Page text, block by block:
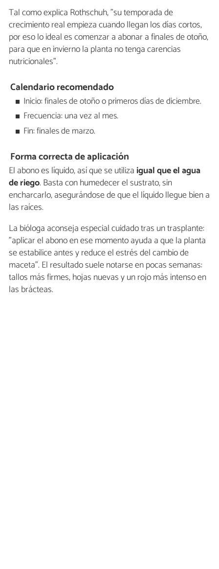
Tal como explica Rothschuh, "su temporada de
crecimiento real empieza cuando llegan los días cortos,
por eso lo ideal es comenzar a abonar a finales de otoño,
para que en invierno la planta no tenga carencias
nutricionales".
Calendario recomendado
Inicio: finales de otoño o primeros días de diciembre.
Frecuencia: una vez al mes.
Fin: finales de marzo.
Forma correcta de aplicación
El abono es líquido, así que se utiliza igual que el agua
de riego. Basta con humedecer el sustrato, sin
encharcarlo, asegurándose de que el líquido llegue bien a
las raíces.
La bióloga aconseja especial cuidado tras un trasplante:
"aplicar el abono en ese momento ayuda a que la planta
se estabilice antes y reduce el estrés del cambio de
maceta". El resultado suele notarse en pocas semanas:
tallos más firmes, hojas nuevas y un rojo más intenso en
las brácteas.